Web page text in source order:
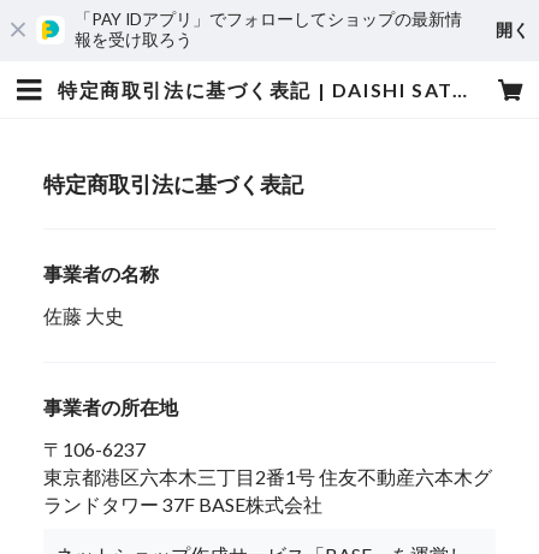
「PAY IDアプリ」でフォローしてショップの最新情
報を受け取ろう
開く
特定商取引法に基づく表記 | DAISHI SATO WEB SHOP
特定商取引法に基づく表記
事業者の名称
佐藤 大史
事業者の所在地
〒106-6237
東京都港区六本木三丁目2番1号 住友不動産六本木グ
ランドタワー 37F BASE株式会社